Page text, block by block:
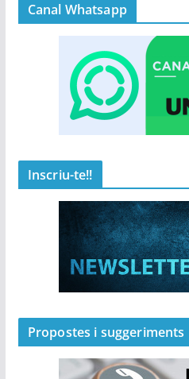
Canal Whatsapp
Inscriu-te!!
Propostes i suggeriments